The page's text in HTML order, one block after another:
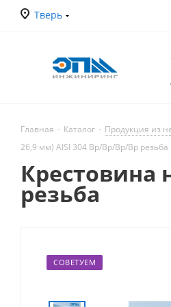
Тверь
Главная - Каталог - Продукция из
26,9 мм) AISI 304 Вр/Вр/Вр/Вр резьба
Крестовина
резьба
СОВЕТУЕМ